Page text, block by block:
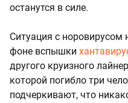
останутся в силе.
Ситуация с норовирусом
фоне вспышки
другого круизного
которой погибло три
подчеркивают, что